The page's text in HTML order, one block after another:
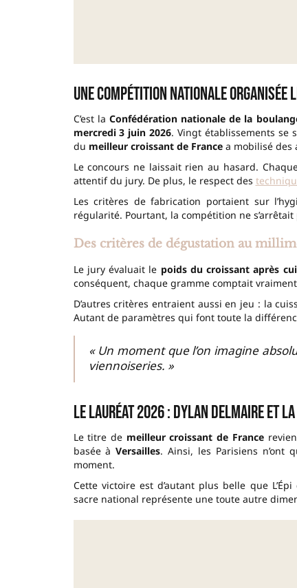
Une compétition nationale organisée
C’est la Confédération nationale de la
mercredi 3 juin 2026. Vingt établissements se
du meilleur croissant de Francea mobilisé des
Le concours ne laissait rien au hasard.
attentif du jury. De plus, le respect des
Les critères de fabrication portaient sur
régularité. Pourtant, la compétition ne s’arrêtait
Des critères de dégustation au
Le jury évaluait le poids du croissant après
conséquent, chaque gramme comptait
D’autres critères entraient aussi en jeu : la
Autant de paramètres qui font toute la
« Un moment que l’on imagine
viennoiseries. »
Le lauréat 2026 : Dylan Delmaire et
Le titre de meilleur croissant de France
basée àVersailles. Ainsi, les Parisiens n’ont
moment.
Cette victoire est d’autant plus belle que
sacre national représente une toute autre